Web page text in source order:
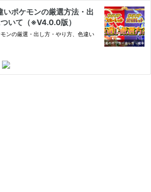
いポケモンの厳選方法・出
いて（※V4.0.0版）
ンの厳選・出し方・やり方、色違い